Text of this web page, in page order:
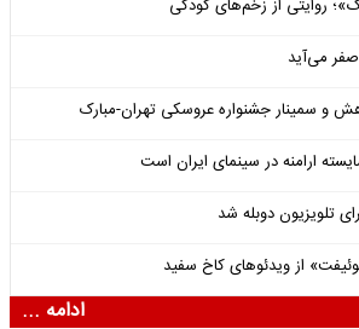
روایتی از زخم‌های کودکی
صفر می‌آید
و سمینار جشنواره عروسکی تهران-مبارک
ارامنه در سینمای ایران است
تلویزیون دوبله شد
از ویدئوهای کاخ سفید
ادامه ...